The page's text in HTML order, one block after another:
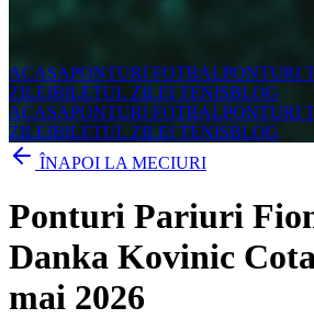
ACASAPONTURI FOTBALPONTURI
ZILEIBILETUL ZILEI TENISBLOG
ACASAPONTURI FOTBALPONTURI
ZILEIBILETUL ZILEI TENISBLOG
ÎNAPOI LA MECIURI
Ponturi Pariuri
Danka Kovinic
mai 2026